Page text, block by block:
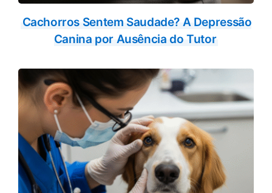
Cachorros Sentem Saudade? A Depressão
Canina por Ausência do Tutor